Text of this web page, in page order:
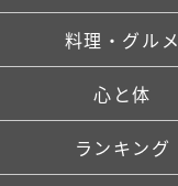
料理・グルメ
心と体
ランキング